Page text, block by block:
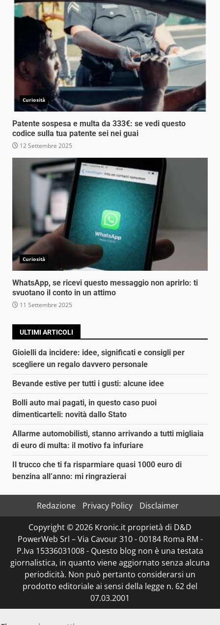
Curiosità
Patente sospesa e multa da 333€: se vedi questo
codice sulla tua patente sei nei guai
12 Settembre 2025
Curiosità
WhatsApp, se ricevi questo messaggio non aprirlo: ti
svuotano il conto in un attimo
11 Settembre 2025
ULTIMI ARTICOLI
Gioielli da incidere: idee, significati e consigli per
scegliere un regalo davvero personale
Bevande estive per tutti i gusti: alcune idee
Bolli auto mai pagati, in questo caso puoi
dimenticarteli: novità dallo Stato
Allarme automobilisti, stanno arrivando a tutti migliaia
di euro di multa: il motivo fa infuriare
Il trucco che ti fa risparmiare quasi 1000 euro di
benzina all’anno: mi ringrazierai
Redazione Privacy Policy
Disclaimer
Copyright © 2026 Kronic.it proprietà di D&D
PowerWeb Srl – Via Cavour 310 - 00184 Roma RM -
P.Iva 15336031008 - Questo blog non è una testata
giornalistica, in quanto viene aggiornato senza alcuna
periodicità. Non può pertanto considerarsi un
prodotto editoriale ai sensi della legge n. 62 del
07.03.2001